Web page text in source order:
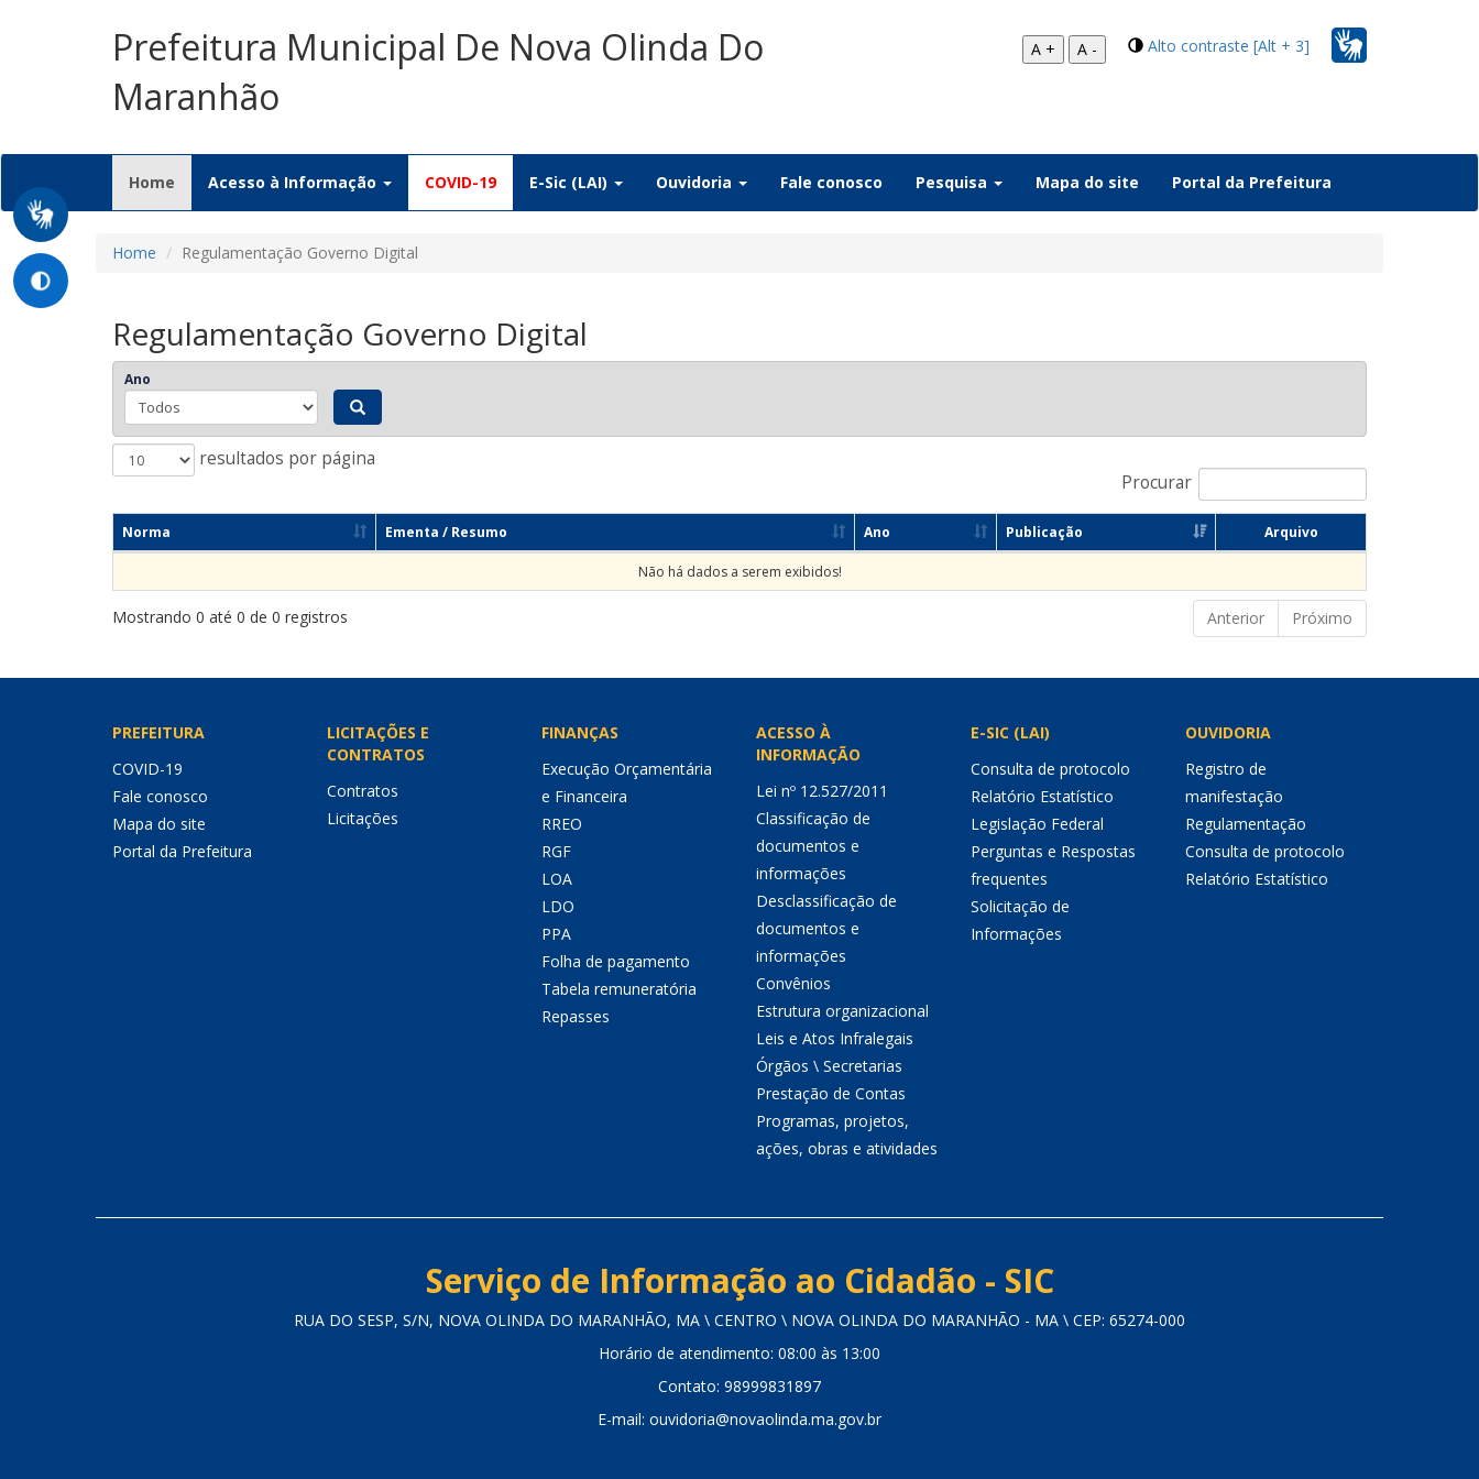
Prefeitura Municipal De Nova Olinda Do
Maranhão
Alto contraste [Alt + 3]
A + A -
Home (current)
Acesso à Informação COVID-19 E-Sic (LAI) Ouvidoria Fale conosco Pesquisa Mapa do site Portal da Prefeitura
Home Regulamentação Governo Digital
Regulamentação Governo Digital
Ano
resultados por página
Procurar
Norma Ementa / Resumo Ano Publicação Arquivo
Não há dados a serem exibidos!
Mostrando 0 até 0 de 0 registros Anterior Próximo
PREFEITURA
COVID-19
Fale conosco
Mapa do site
Portal da Prefeitura
LICITAÇÕES E
CONTRATOS
Contratos
Licitações
FINANÇAS
Execução Orçamentária
e Financeira
RREO
RGF
LOA
LDO
PPA
Folha de pagamento
Tabela remuneratória
Repasses
ACESSO À
INFORMAÇÃO
Lei nº 12.527/2011
Classificação de
documentos e
informações
Desclassificação de
documentos e
informações
Convênios
Estrutura organizacional
Leis e Atos Infralegais
Órgãos \ Secretarias
Prestação de Contas
Programas, projetos,
ações, obras e atividades
E-SIC (LAI)
Consulta de protocolo
Relatório Estatístico
Legislação Federal
Perguntas e Respostas
frequentes
Solicitação de
Informações
OUVIDORIA
Registro de
manifestação
Regulamentação
Consulta de protocolo
Relatório Estatístico
Serviço de Informação ao Cidadão - SIC
RUA DO SESP, S/N, NOVA OLINDA DO MARANHÃO, MA \ CENTRO \ NOVA OLINDA DO MARANHÃO - MA \ CEP: 65274-000
Horário de atendimento: 08:00 às 13:00
Contato: 98999831897
E-mail: ouvidoria@novaolinda.ma.gov.br